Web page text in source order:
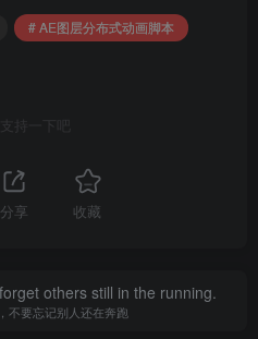
# AE图层分布式动画脚本
支持一下吧
分享 收藏
others still in the running.
不要忘记别人还在奔跑